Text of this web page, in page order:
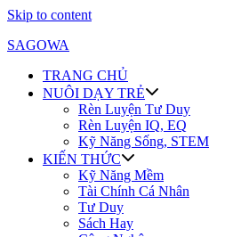
Skip to content
SAGOWA
TRANG CHỦ
NUÔI DẠY TRẺ
Rèn Luyện Tư Duy
Rèn Luyện IQ, EQ
Kỹ Năng Sống, STEM
KIẾN THỨC
Kỹ Năng Mềm
Tài Chính Cá Nhân
Tư Duy
Sách Hay